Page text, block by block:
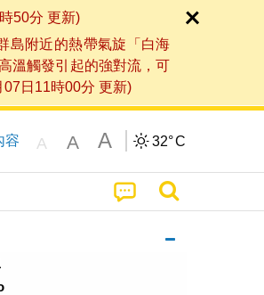
50分 更新)
島附近的熱帶氣旋「白海
溫觸發引起的強對流，可
日11時00分 更新)
容 A A A 32°C